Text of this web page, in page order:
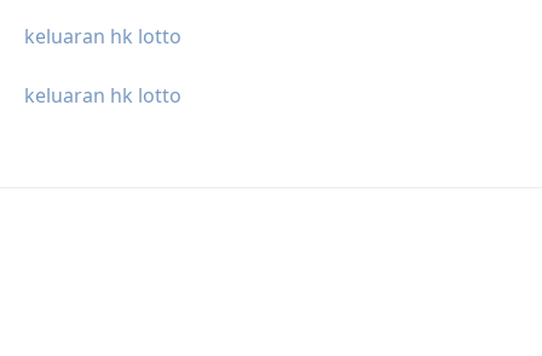
keluaran hk lotto
keluaran hk lotto